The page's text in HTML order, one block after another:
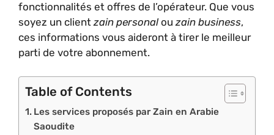
fonctionnalités et offres de l’opérateur. Que vous
soyez un clientzain personalouzain business,
ces informations vous aideront à tirer le meilleur
parti de votre abonnement.
Table of Contents
Les services proposés par Zain en Arabie
Saoudite